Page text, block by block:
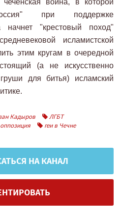
при поддержке
начнет "крестовый поход"
исламистской
этим кругам в очередной
(а не искусственно
для битья) исламский
Кадыров
ЛГБТ
геи в Чечне
НА КАНАЛ